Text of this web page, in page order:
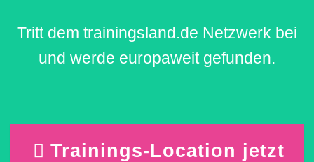
Tritt dem trainingsland.de Netzwerk bei
und werde europaweit gefunden.
Trainings-Location jetzt